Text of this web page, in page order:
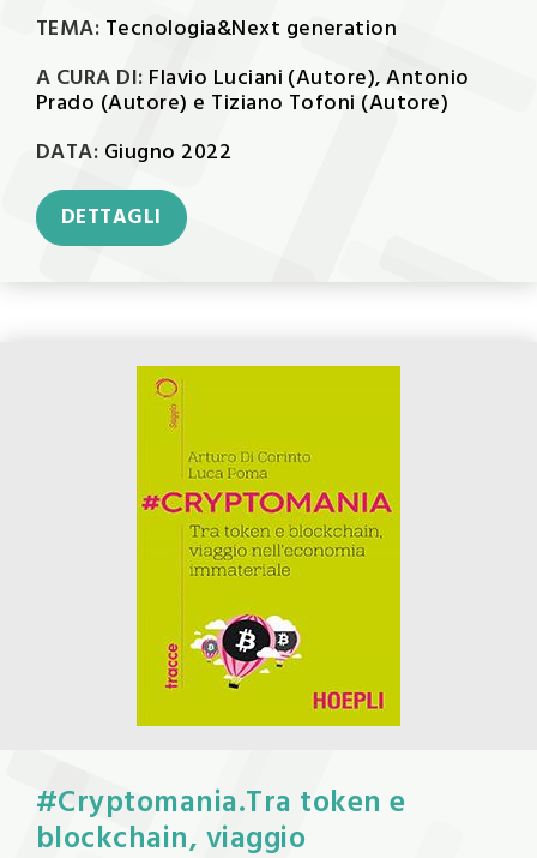
TEMA: Tecnologia&Next generation
A CURA DI: Flavio Luciani (Autore), Antonio
Prado (Autore) e Tiziano Tofoni (Autore)
DATA: Giugno 2022
DETTAGLI
#Cryptomania.Tra token e
blockchain, viaggio